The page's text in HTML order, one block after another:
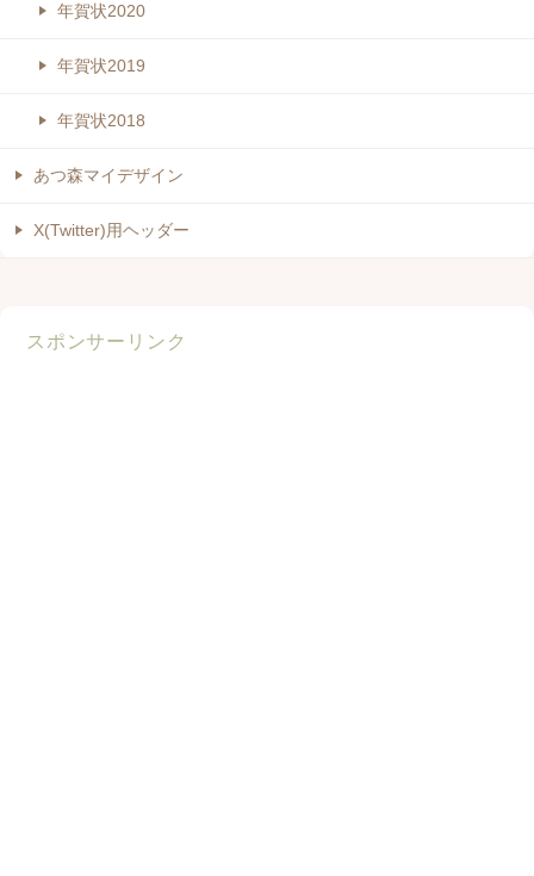
年賀状2020
年賀状2019
年賀状2018
あつ森マイデザイン
X(Twitter)用ヘッダー
スポンサーリンク